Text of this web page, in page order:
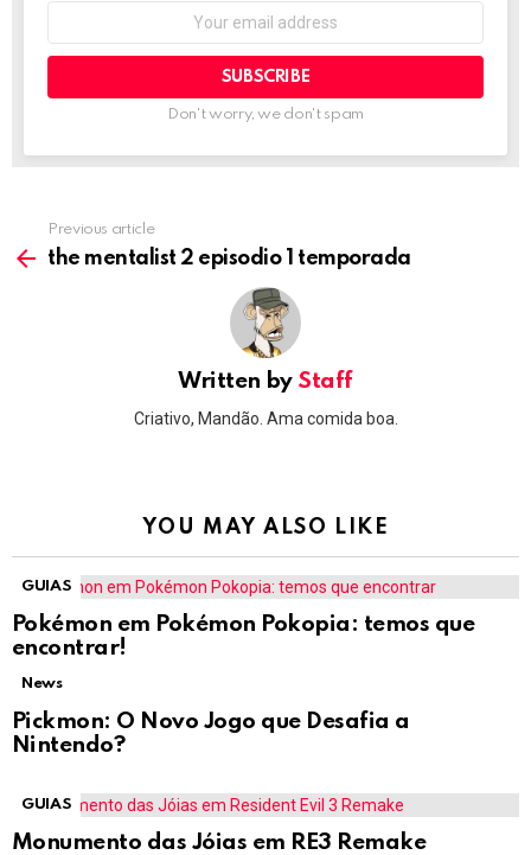
Don't worry, we don't spam
more
Previous article
the mentalist 2 episodio 1 temporada
Written by Staff
Criativo, Mandão. Ama comida boa.
YOU MAY ALSO LIKE
GUIAS
Pokémon em Pokémon Pokopia: temos que
encontrar!
News
Pickmon: O Novo Jogo que Desafia a
Nintendo?
GUIAS
Monumento das Jóias em RE3 Remake